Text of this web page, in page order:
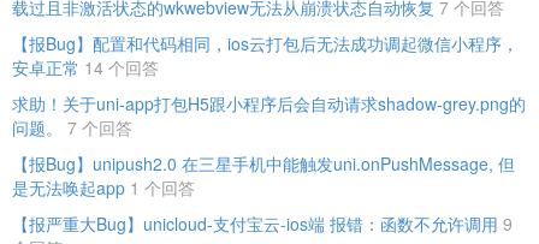
载过且非激活状态的wkwebview无法从崩溃状态自动恢复 7 个回答
【报Bug】配置和代码相同，ios云打包后无法成功调起微信小程序，
安卓正常 14 个回答
求助！关于uni-app打包H5跟小程序后会自动请求shadow-grey.png的
问题。
7 个回答
【报Bug】unipush2.0 在三星手机中能触发uni.onPushMessage, 但
是无法唤起app 1 个回答
【报严重大Bug】unicloud-支付宝云-ios端 报错：函数不允许调用 9